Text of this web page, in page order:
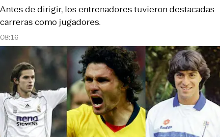
08:16
Antes de dirigir, los entrenadores tuvieron destacadas
carreras como jugadores.